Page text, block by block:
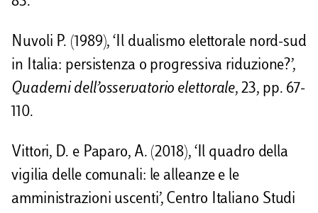
Nuvoli P. (1989), ‘Il dualismo elettorale nord-sud
in Italia: persistenza o progressiva riduzione?’,
Quaderni dell’osservatorio elettorale, 23, pp. 67-
110.
Vittori, D. e Paparo, A. (2018), ‘Il quadro della
vigilia delle comunali: le alleanze e le
amministrazioni uscenti’, Centro Italiano Studi